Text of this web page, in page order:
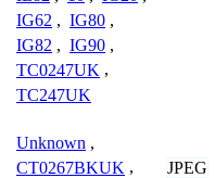
IG62 , IG80 ,
IG82 , IG90 ,
TC0247UK ,
TC247UK
Unknown ,
CT0267BKUK ,
JPEG